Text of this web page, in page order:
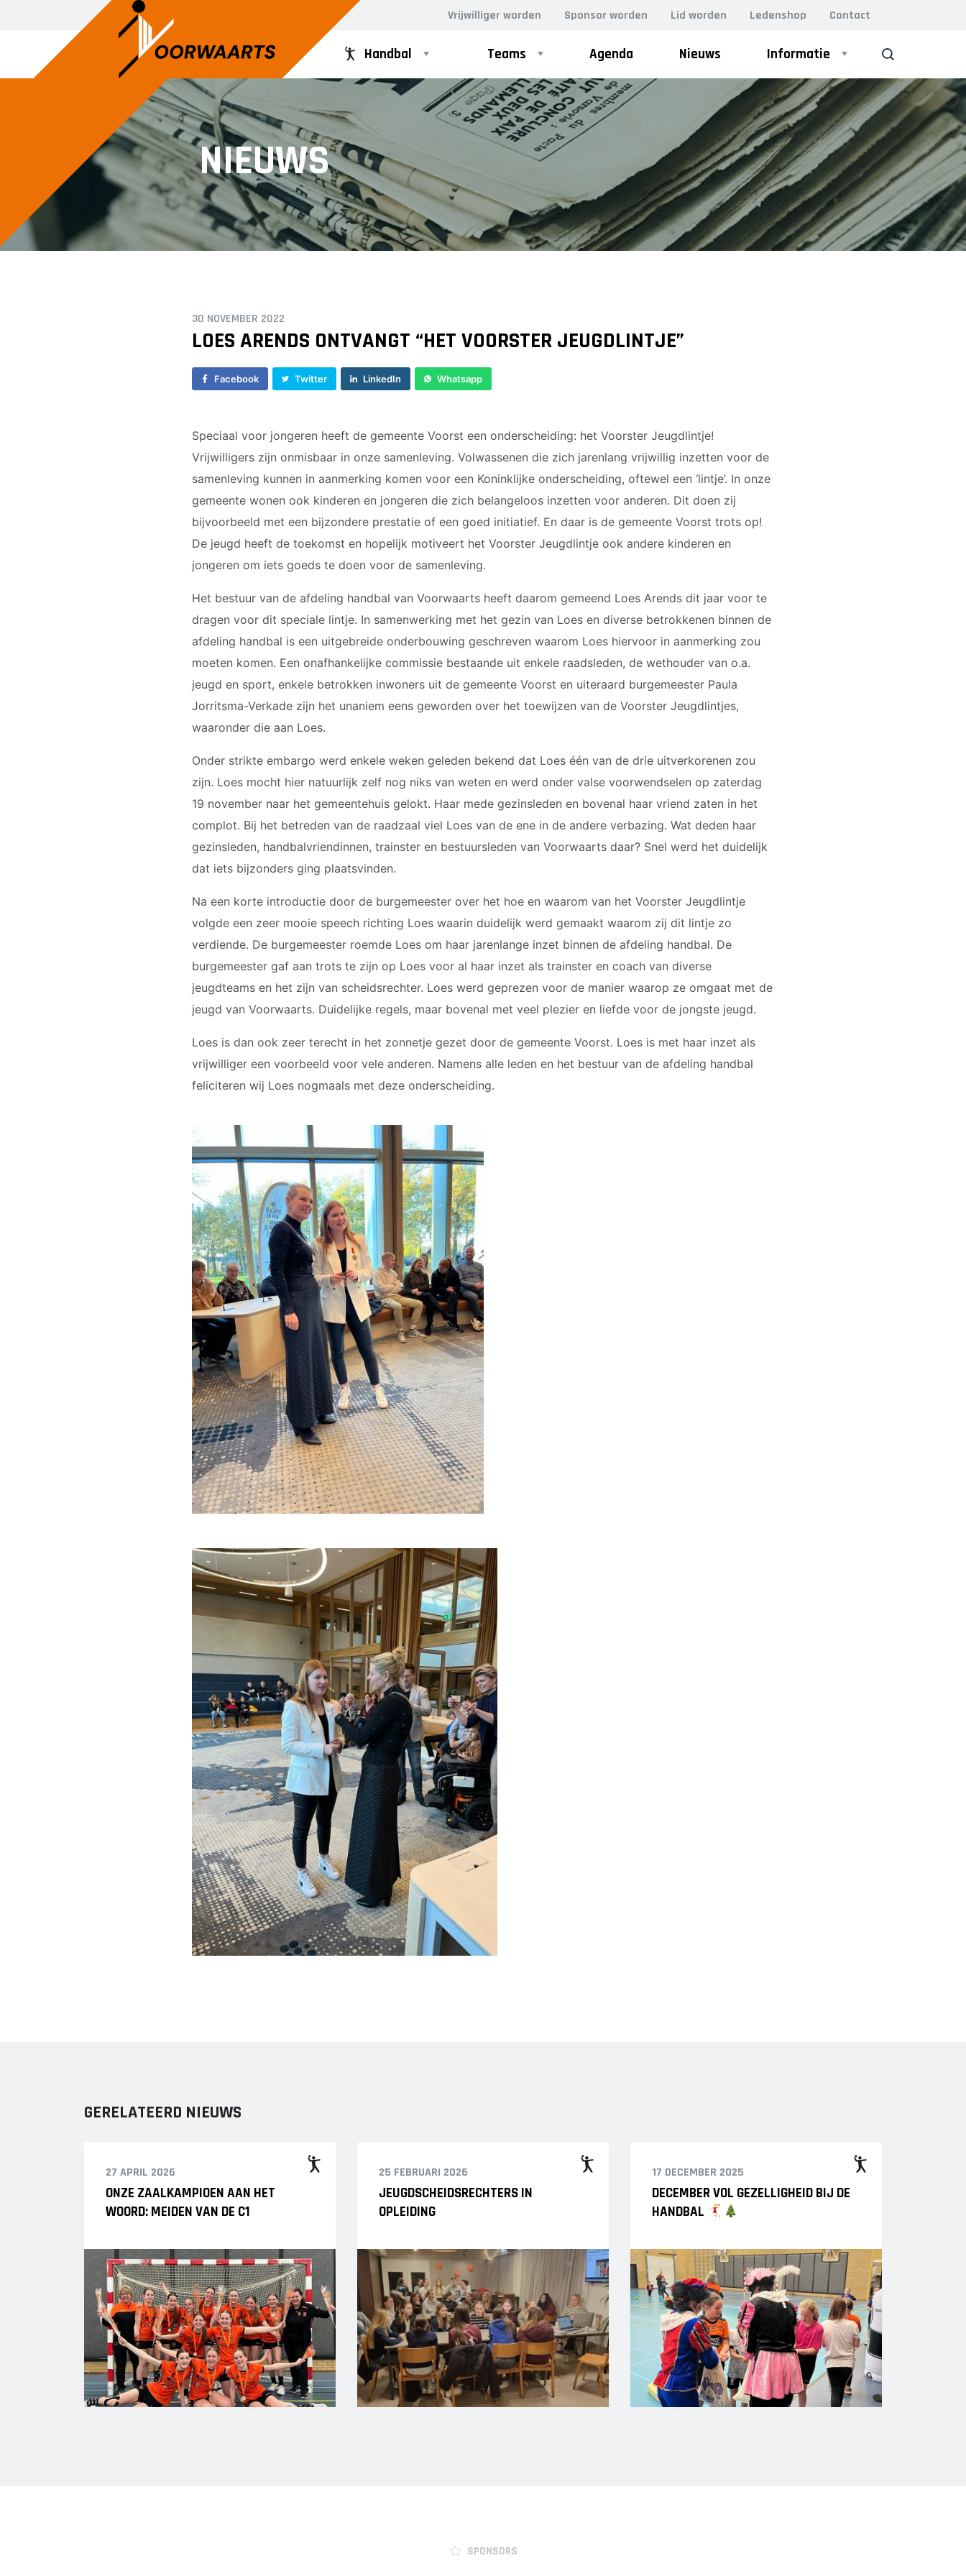
Vrijwilliger worden Sponsor worden Lid worden Ledenshop Contact
Handbal Teams
DAMES
Dames 1
Dames 2
JEUGD
A1
A2
B1
C1
C2
E3
F1
F2
RECREANTEN
Dames Midweek 1
Dames Midweek 2
Agenda Nieuws Informatie
ZOEK
NIEUWS
30 NOVEMBER 2022
LOES ARENDS ONTVANGT “HET VOORSTER JEUGDLINTJE”
Facebook Twitter LinkedIn Whatsapp
Speciaal voor jongeren heeft de gemeente Voorst een onderscheiding: het Voorster Jeugdlintje!
Vrijwilligers zijn onmisbaar in onze samenleving. Volwassenen die zich jarenlang vrijwillig inzetten voor de
samenleving kunnen in aanmerking komen voor een Koninklijke onderscheiding, oftewel een ‘lintje’. In onze
gemeente wonen ook kinderen en jongeren die zich belangeloos inzetten voor anderen. Dit doen zij
bijvoorbeeld met een bijzondere prestatie of een goed initiatief. En daar is de gemeente Voorst trots op!
De jeugd heeft de toekomst en hopelijk motiveert het Voorster Jeugdlintje ook andere kinderen en
jongeren om iets goeds te doen voor de samenleving.
Het bestuur van de afdeling handbal van Voorwaarts heeft daarom gemeend Loes Arends dit jaar voor te
dragen voor dit speciale lintje. In samenwerking met het gezin van Loes en diverse betrokkenen binnen de
afdeling handbal is een uitgebreide onderbouwing geschreven waarom Loes hiervoor in aanmerking zou
moeten komen. Een onafhankelijke commissie bestaande uit enkele raadsleden, de wethouder van o.a.
jeugd en sport, enkele betrokken inwoners uit de gemeente Voorst en uiteraard burgemeester Paula
Jorritsma-Verkade zijn het unaniem eens geworden over het toewijzen van de Voorster Jeugdlintjes,
waaronder die aan Loes.
Onder strikte embargo werd enkele weken geleden bekend dat Loes één van de drie uitverkorenen zou
zijn. Loes mocht hier natuurlijk zelf nog niks van weten en werd onder valse voorwendselen op zaterdag
19 november naar het gemeentehuis gelokt. Haar mede gezinsleden en bovenal haar vriend zaten in het
complot. Bij het betreden van de raadzaal viel Loes van de ene in de andere verbazing. Wat deden haar
gezinsleden, handbalvriendinnen, trainster en bestuursleden van Voorwaarts daar? Snel werd het duidelijk
dat iets bijzonders ging plaatsvinden.
Na een korte introductie door de burgemeester over het hoe en waarom van het Voorster Jeugdlintje
volgde een zeer mooie speech richting Loes waarin duidelijk werd gemaakt waarom zij dit lintje zo
verdiende. De burgemeester roemde Loes om haar jarenlange inzet binnen de afdeling handbal. De
burgemeester gaf aan trots te zijn op Loes voor al haar inzet als trainster en coach van diverse
jeugdteams en het zijn van scheidsrechter. Loes werd geprezen voor de manier waarop ze omgaat met de
jeugd van Voorwaarts. Duidelijke regels, maar bovenal met veel plezier en liefde voor de jongste jeugd.
Loes is dan ook zeer terecht in het zonnetje gezet door de gemeente Voorst. Loes is met haar inzet als
vrijwilliger een voorbeeld voor vele anderen. Namens alle leden en het bestuur van de afdeling handbal
feliciteren wij Loes nogmaals met deze onderscheiding.
GERELATEERD NIEUWS
27 APRIL 2026
ONZE ZAALKAMPIOEN AAN HET
WOORD: MEIDEN VAN DE C1
25 FEBRUARI 2026
JEUGDSCHEIDSRECHTERS IN
OPLEIDING
17 DECEMBER 2025
DECEMBER VOL GEZELLIGHEID BIJ DE
HANDBAL
SPONSORS